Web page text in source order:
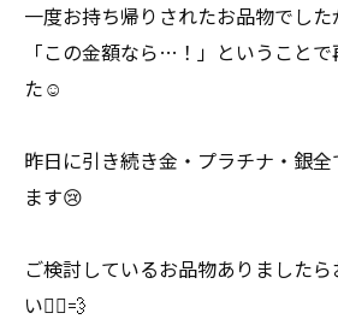
一度お持ち帰りされたお品物でした
「この金額なら…！」ということ
た☺️
昨日に引き続き金・プラチナ・銀
ます😢
ご検討しているお品物ありました
い🏃‍♀️💨